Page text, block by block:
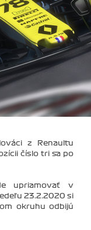
z Renaultu
číslo tri sa po
upriamovať v
23.2.2020 si
okruhu odbijú